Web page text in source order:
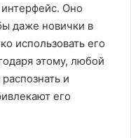
Оно
даже новички в
использовать его
этому, любой
и
его